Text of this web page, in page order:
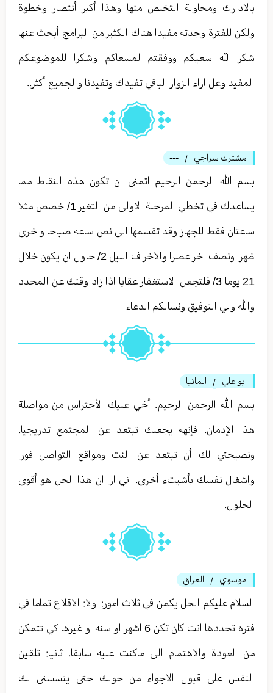
بالادارك ومحاولة التخلص منها وهذا أكبر أنتصار وخطوة
ولكن للفترة وجدته مفيدا هناك الكثير من البرامج أبحث عنها
شكر الله سعيكم ووفقتم لمسعاكم وشكرا للموضوعكم
المفيد وعل اراء الزوار الباقي تفيدك وتفيدنا والجميع أكثر..
مشترك سراجي /
---
بسم الله الرحمن الرحيم اتمنى ان تكون هذه النقاط مما
يساعدك في تخطي المرحلة الاولى من التغير 1/ خصص مثلا
ساعتان فقط للجهاز وقد تقسمها الى نص ساعه صباحا واخرى
ظهرا ونصف اخر عصرا والاخر ف الليل 2/ حاول ان يكون خلال
21 يوما 3/ فلتجعل الاستغفار عقابا اذا زاد وقتك عن المحدد
والله ولي التوفيق ونسالكم الدعاء
ابو علي / المانيا
بسم الله الرحمن الرحيم. أخي عليك الأحتراس من مواصلة
هذا الإدمان. فإنهه يجعلك تبتعد عن المجتمع تدريجيا.
ونصيحتي لك أن تبتعد عن النت ومواقع التواصل فورا
واشغال نفسك بأشيتء أخرى. اني ارا ان هذا الحل هو أقوى
الحلول.
موسوي / العراق
السلام عليكم الحل يكمن في ثلاث امور: اولا: الاقلاع تماما في
فتره تحددها انت كان تكن 6 اشهر او سنه او غيرها كي تتمكن
من العودة والاهتمام الى ماكنت عليه سابقا. ثانيا: تلقين
النفس على قبول الاجواء من حولك حتى يتسسنى لك